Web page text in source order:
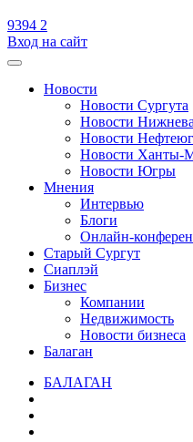
9394 2
Вход на сайт
Новости
Новости Сургута
Новости
Новости
Новости Ханты-
Новости Югры
Мнения
Интервью
Блоги
Онлайн-
Старый Сургут
Сиаплэй
Бизнес
Компании
Недвижимость
Новости бизнеса
Балаган
БАЛАГАН